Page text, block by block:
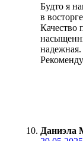
Будто я
в
Качество
Даниэла